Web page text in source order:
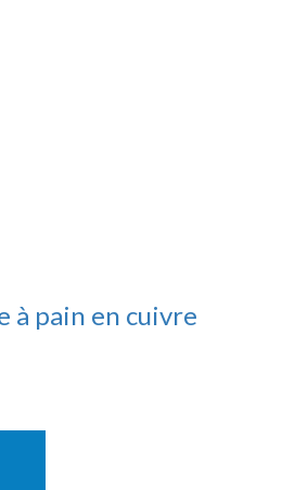
à pain en cuivre